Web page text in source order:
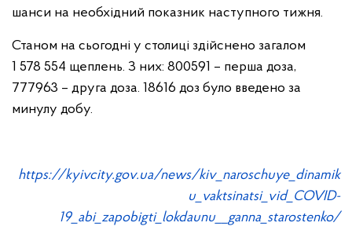
шанси на необхідний показник наступного тижня.
Станом на сьогодні у столиці здійснено загалом
1 578 554 щеплень. З них: 800591 – перша доза,
777963 – друга доза. 18616 доз було введено за
минулу добу.
https://kyivcity.gov.ua/news/kiv_naroschuye_dinamik
u_vaktsinatsi_vid_COVID-
19_abi_zapobigti_lokdaunu__ganna_starostenko/